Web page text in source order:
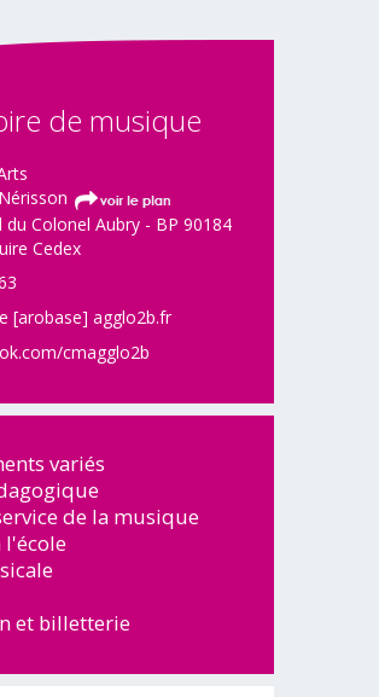
de musique
du Colonel Aubry - BP 90184
Cedex
[arobase] agglo2b.fr
cmagglo2b
variés
de la musique
l'école
et billetterie